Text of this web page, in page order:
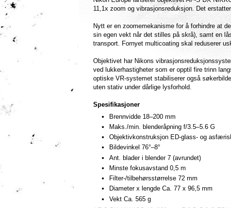
11,1x zoom og vibrasjonsreduksjon. Det erstatter
Nytt er en zoomemekanisme for å forhindre at
sin egen vekt når det stilles på skrå), samt en
transport. Fornyet multicoating skal reduserer
Objektivet har Nikons
ved lukkerhastigheter som er opptil fire trinn
optiske VR-systemet stabiliserer også
uten stativ under dårlige lysforhold.
Spesifikasjoner
Brennvidde 18–200 mm
Maks./min. blenderåpning f/3.5–5.6 G
Objektivkonstruksjon ED-glass- og
Bildevinkel 76°–8°
Ant. blader i blender 7 (avrundet)
Minste fokusavstand 0,5 m
Filter-/tilbehørsstørrelse 72 mm
Diameter x lengde Ca. 77 x 96,5 mm
Vekt Ca. 565 g